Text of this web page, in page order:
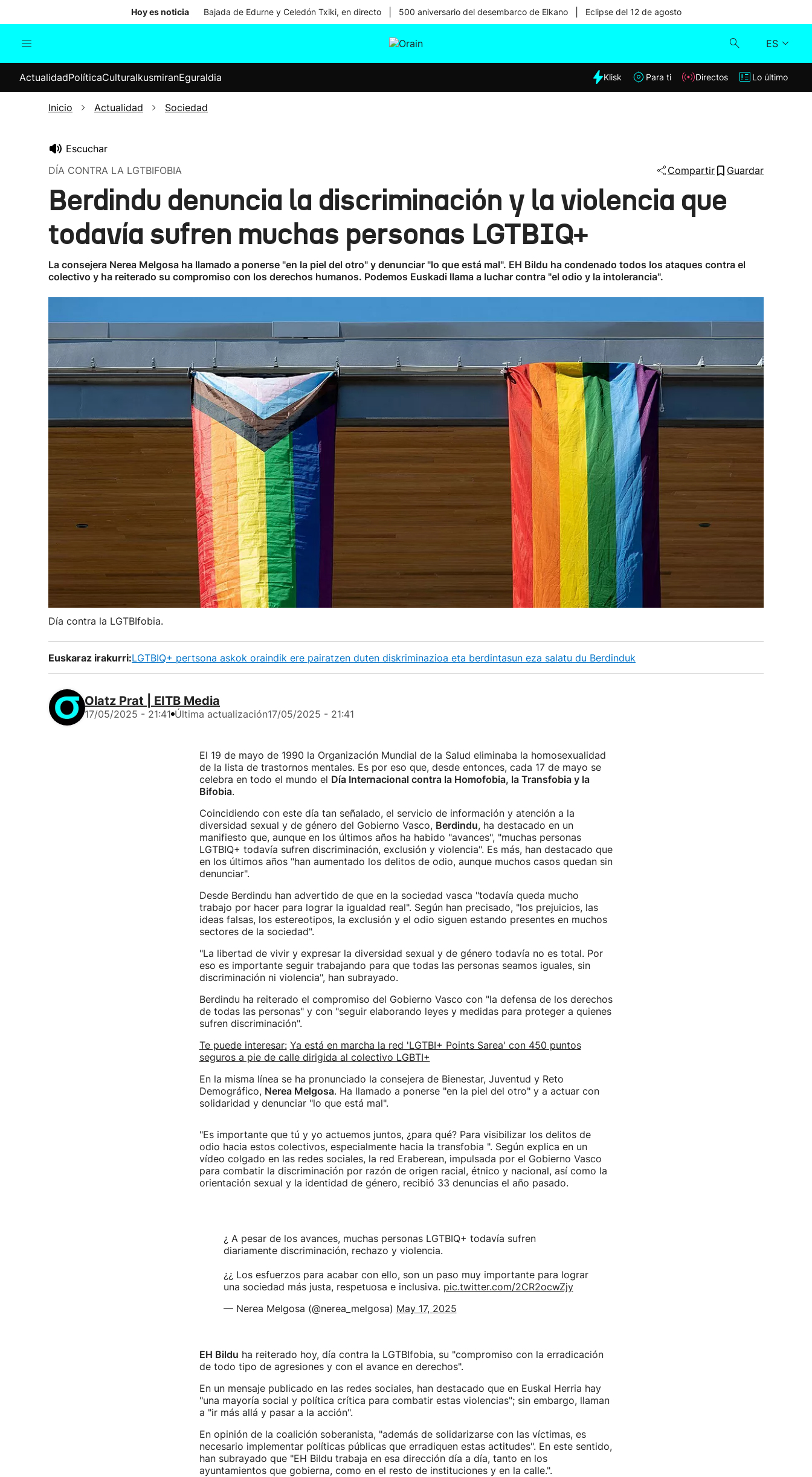
Hoy es noticia Bajada de Edurne y Celedón Txiki, en directo 500 aniversario del desembarco de Elkano Eclipse del 12 de agosto
ES
Internacional
Elecciones
Klisk
ActualidadPolíticaCulturaIkusmiranEguraldia Klisk Para ti Directos Lo último
Inicio Actualidad Sociedad
Escuchar
DÍA CONTRA LA LGTBIFOBIA
Compartir Guardar
Berdindu denuncia la discriminación y la violencia que
todavía sufren muchas personas LGTBIQ+
La consejera Nerea Melgosa ha llamado a ponerse "en la piel del otro" y denunciar "lo que está mal". EH Bildu ha condenado todos los ataques contra el
colectivo y ha reiterado su compromiso con los derechos humanos. Podemos Euskadi llama a luchar contra "el odio y la intolerancia".
Día contra la LGTBIfobia.
Euskaraz irakurri:LGTBIQ+ pertsona askok oraindik ere pairatzen duten diskriminazioa eta berdintasun eza salatu du Berdinduk
Olatz Prat | EITB Media
17/05/2025 - 21:41 Última actualización17/05/2025 - 21:41
El 19 de mayo de 1990 la Organización Mundial de la Salud eliminaba la homosexualidad
de la lista de trastornos mentales. Es por eso que, desde entonces, cada 17 de mayo se
celebra en todo el mundo el Día Internacional contra la Homofobia, la Transfobia y la
Bifobia.
Coincidiendo con este día tan señalado, el servicio de información y atención a la
diversidad sexual y de género del Gobierno Vasco, Berdindu, ha destacado en un
manifiesto que, aunque en los últimos años ha habido "avances", "muchas personas
LGTBIQ+ todavía sufren discriminación, exclusión y violencia". Es más, han destacado que
en los últimos años "han aumentado los delitos de odio, aunque muchos casos quedan sin
denunciar".
Desde Berdindu han advertido de que en la sociedad vasca "todavía queda mucho
trabajo por hacer para lograr la igualdad real". Según han precisado, "los prejuicios, las
ideas falsas, los estereotipos, la exclusión y el odio siguen estando presentes en muchos
sectores de la sociedad".
"La libertad de vivir y expresar la diversidad sexual y de género todavía no es total. Por
eso es importante seguir trabajando para que todas las personas seamos iguales, sin
discriminación ni violencia", han subrayado.
Berdindu ha reiterado el compromiso del Gobierno Vasco con "la defensa de los derechos
de todas las personas" y con "seguir elaborando leyes y medidas para proteger a quienes
sufren discriminación".
Te puede interesar: Ya está en marcha la red 'LGTBI+ Points Sarea' con 450 puntos
seguros a pie de calle dirigida al colectivo LGBTI+
En la misma línea se ha pronunciado la consejera de Bienestar, Juventud y Reto
Demográfico, Nerea Melgosa. Ha llamado a ponerse "en la piel del otro" y a actuar con
solidaridad y denunciar "lo que está mal".
"Es importante que tú y yo actuemos juntos, ¿para qué? Para visibilizar los delitos de
odio hacia estos colectivos, especialmente hacia la transfobia ". Según explica en un
vídeo colgado en las redes sociales, la red Eraberean, impulsada por el Gobierno Vasco
para combatir la discriminación por razón de origen racial, étnico y nacional, así como la
orientación sexual y la identidad de género, recibió 33 denuncias el año pasado.
¿ A pesar de los avances, muchas personas LGTBIQ+ todavía sufren
diariamente discriminación, rechazo y violencia.
¿¿ Los esfuerzos para acabar con ello, son un paso muy importante para lograr
una sociedad más justa, respetuosa e inclusiva. pic.twitter.com/2CR2ocwZjy
— Nerea Melgosa (@nerea_melgosa) May 17, 2025
EH Bildu ha reiterado hoy, día contra la LGTBIfobia, su "compromiso con la erradicación
de todo tipo de agresiones y con el avance en derechos".
En un mensaje publicado en las redes sociales, han destacado que en Euskal Herria hay
"una mayoría social y política crítica para combatir estas violencias"; sin embargo, llaman
a "ir más allá y pasar a la acción".
En opinión de la coalición soberanista, "además de solidarizarse con las víctimas, es
necesario implementar políticas públicas que erradiquen estas actitudes". En este sentido,
han subrayado que "EH Bildu trabaja en esa dirección día a día, tanto en los
ayuntamientos que gobierna, como en el resto de instituciones y en la calle.".